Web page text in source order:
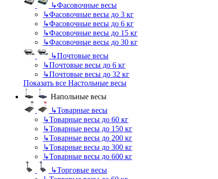
↳Фасовочные весы
↳Фасовочные весы до 3 кг
↳Фасовочные весы до 6 кг
↳Фасовочные весы до 15 кг
↳Фасовочные весы до 30 кг
↳Почтовые весы
↳Почтовые весы до 6 кг
↳Почтовые весы до 32 кг
Показать все Настольные весы
Напольные весы
↳Товарные весы
↳Товарные весы до 60 кг
↳Товарные весы до 150 кг
↳Товарные весы до 200 кг
↳Товарные весы до 300 кг
↳Товарные весы до 600 кг
↳Торговые весы